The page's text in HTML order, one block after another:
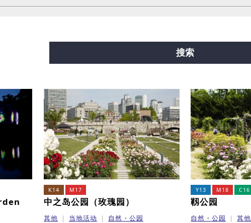
新电车
搜索
K14 M17
中之岛公园（玫瑰园）
其他 当地活动 自然・公园
Y13 M18 C16
靱公园
自然・公园 其他